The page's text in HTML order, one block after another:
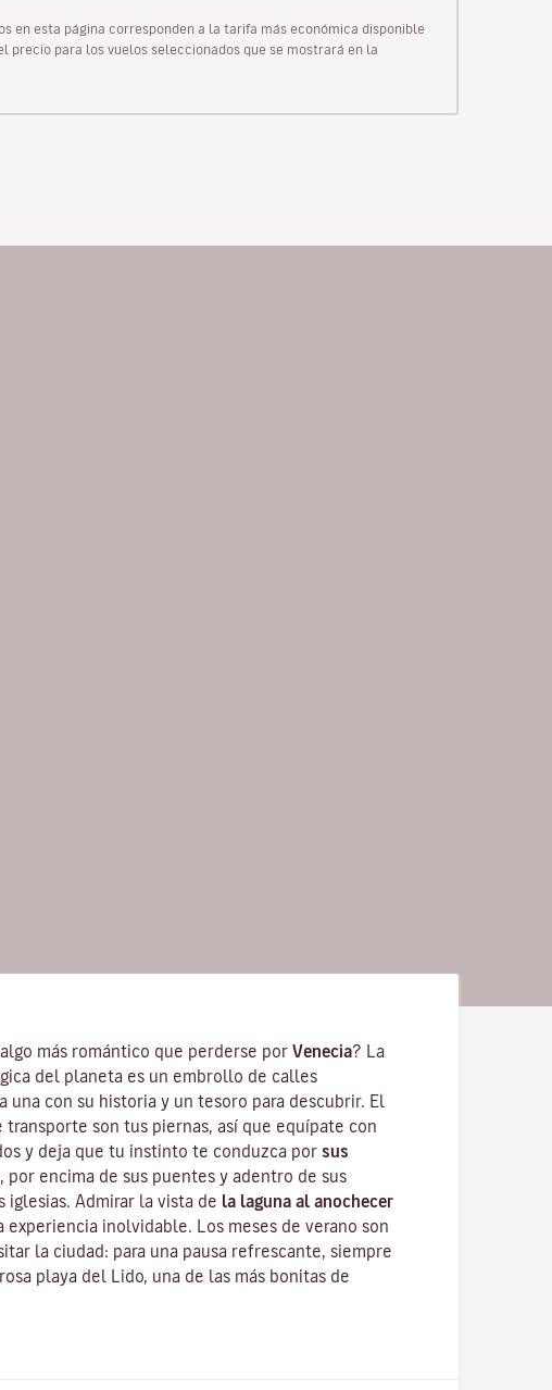
en esta página corresponden a la tarifa más económica disponible
precio para los vuelos seleccionados que se mostrará en la
más romántico que perderse por Venecia? La
del planeta es un embrollo de calles
una con su historia y un tesoro para descubrir. El
transporte son tus piernas, así que equípate con
y deja que tu instinto te conduzca por sus
, por encima de sus puentes y adentro de sus
iglesias. Admirar la vista de
la laguna al anochecer
experiencia inolvidable. Los meses de verano son
la ciudad: para una pausa refrescante, siempre
playa del Lido , una de las más bonitas de